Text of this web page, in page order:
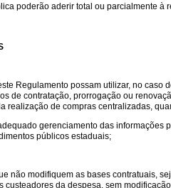
poderão aderir total ou parcialmente à
Regulamento possam utilizar, no
de contratação, prorrogação ou
realização de compras centralizadas,
gerenciamento das
públicos estaduais;
modifiquem as bases contratuais,
da despesa, sem